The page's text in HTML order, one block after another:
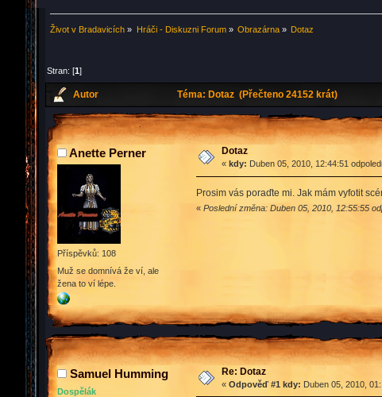
Život v Bradavicích » Hráči - Diskuzni Forum» Obrazárna» Dotaz
Stran: [1]
Autor Téma: Dotaz (Přečteno 24152 krát)
Anette Perner
Příspěvků: 108
Muž se domnívá že ví, ale
žena to ví lépe.
Dotaz
« kdy: Duben 05, 2010, 12:44:51
Prosim vás poraďte mi. Jak mám vyfotit
« Poslední změna: Duben 05, 2010, 12:55:55
Samuel Humming
Dospělák
Re: Dotaz
« Odpověď #1 kdy: Duben 05, 2010,